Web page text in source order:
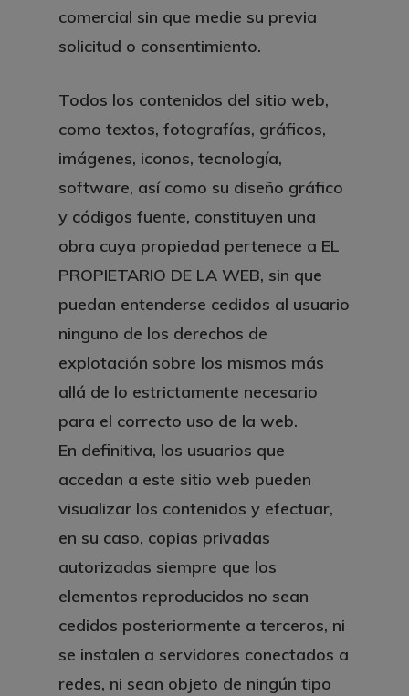
comercial sin que medie su previa
solicitud o consentimiento.
Todos los contenidos del sitio web,
como textos, fotografías, gráficos,
imágenes, iconos, tecnología,
software, así como su diseño gráfico
y códigos fuente, constituyen una
obra cuya propiedad pertenece a EL
PROPIETARIO DE LA WEB, sin que
puedan entenderse cedidos al usuario
ninguno de los derechos de
explotación sobre los mismos más
allá de lo estrictamente necesario
para el correcto uso de la web.
En definitiva, los usuarios que
accedan a este sitio web pueden
visualizar los contenidos y efectuar,
en su caso, copias privadas
autorizadas siempre que los
elementos reproducidos no sean
cedidos posteriormente a terceros, ni
se instalen a servidores conectados a
redes, ni sean objeto de ningún tipo